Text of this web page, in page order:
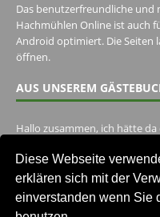
Diese Webseite
erklären sich mit der
einverstanden wenn Sie
Das benutzerfreundliche
Hachmühlen Online ist auch
Android optimiert. Die Seiten
öffnen.
AUS UNSEREM
Hallo zusammen, ich hätte
Ich habe ein Jahr im
Unser Gästebuch besuchen